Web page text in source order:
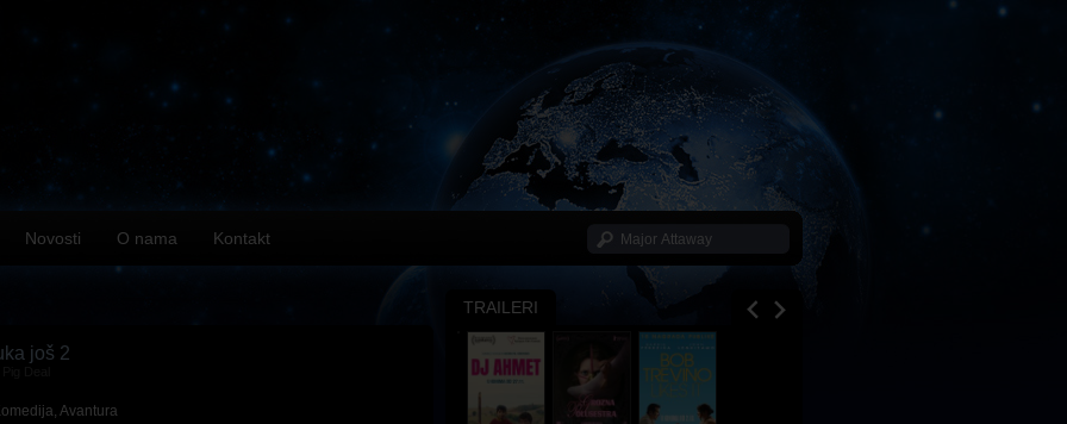
Novosti O nama Kontakt
još 2
, Avantura
TRAILERI